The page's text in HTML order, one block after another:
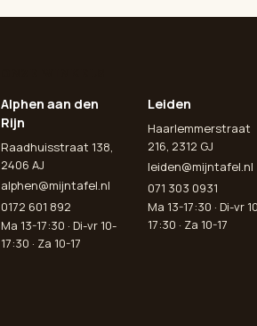
Alphen aan den
Rijn
Raadhuisstraat 138,
2406 AJ
alphen@mijntafel.nl
0172 601 892
Ma 13-17:30 · Di-vr 10-
17:30 · Za 10-17
Leiden
Haarlemmerstraat
216, 2312 GJ
leiden@mijntafel.nl
071 303 0931
Ma 13-17:30 · Di-vr
17:30 · Za 10-17